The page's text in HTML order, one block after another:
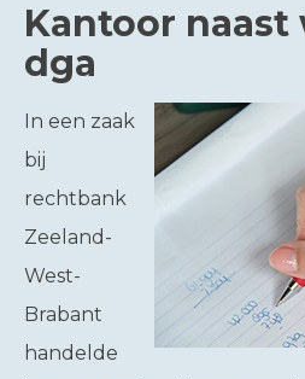
Kantoor
dga
In een zaak
bij
rechtbank
Zeeland-
West-
Brabant
handelde